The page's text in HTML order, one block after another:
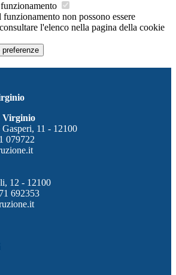
non possono essere
l'elenco nella pagina della cookie
Virginio
11 - 12100
079722
12 - 12100
692353